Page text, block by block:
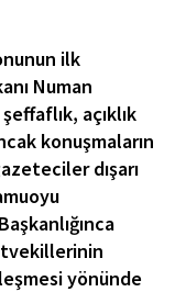
ilk
Numan
açıklık
konuşmaların
dışarı
yönünde